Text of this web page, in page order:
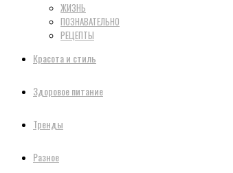
ЖИЗНЬ
ПОЗНАВАТЕЛЬНО
РЕЦЕПТЫ
Красота и стиль
Здоровое питание
Тренды
Разное